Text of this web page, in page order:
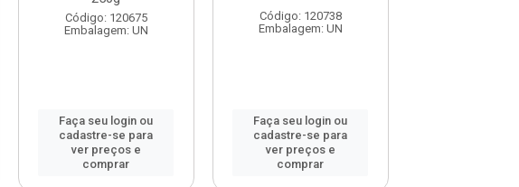
Código: 120675
Embalagem: UN
Faça seu login ou
cadastre-se para
ver preços e
comprar
Código: 120738
Embalagem: UN
Faça seu login ou
cadastre-se para
ver preços e
comprar